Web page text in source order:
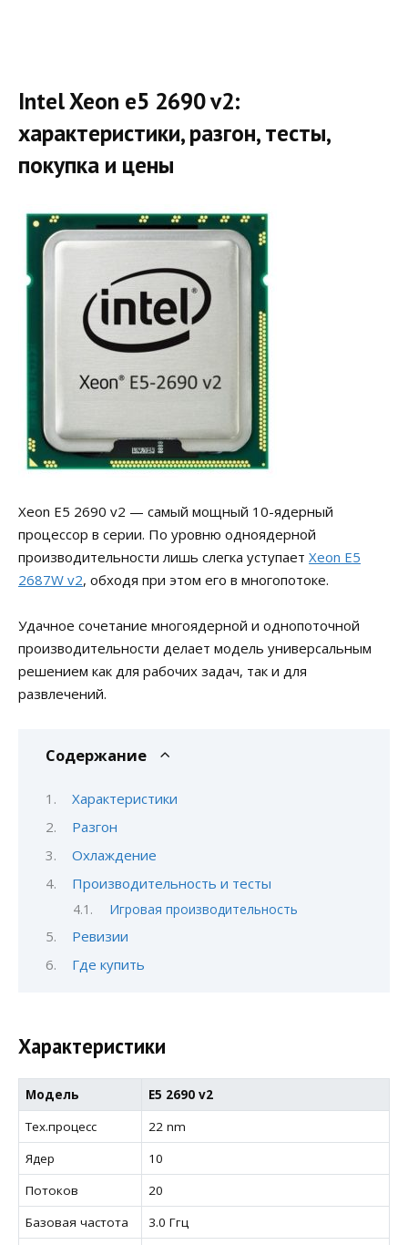
Intel Xeon e5 2690 v2:
характеристики, разгон, тесты,
покупка и цены
Xeon E5 2690 v2 — самый мощный 10-ядерный
процессор в серии. По уровню одноядерной
производительности лишь слегка уступает Xeon E5
2687W v2, обходя при этом его в многопотоке.
Удачное сочетание многоядерной и однопоточной
производительности делает модель универсальным
решением как для рабочих задач, так и для
развлечений.
Содержание
Характеристики
Разгон
Охлаждение
Производительность и тесты
Игровая производительность
Ревизии
Где купить
Характеристики
Модель
E5 2690 v2
Тех.процесс
22 nm
Ядер
10
Потоков
20
Базовая частота
3.0 Ггц